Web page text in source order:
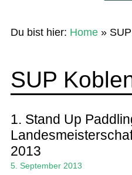
SUP-Events
Ratgeber
Das Magazin
Stand Up Magazin TV
Du bist hier: Home»
SUP
1. Stand Up
2013
5. September 2013